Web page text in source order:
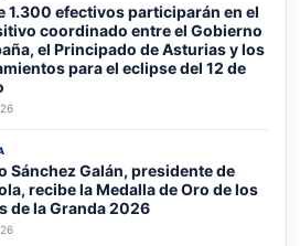
1.300 efectivos participarán en el
coordinado entre el Gobierno
el Principado de Asturias y los
para el eclipse del 12 de
Sánchez Galán, presidente de
recibe la Medalla de Oro de los
de la Granda 2026